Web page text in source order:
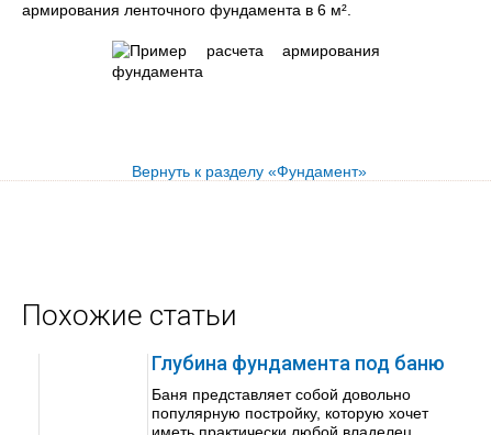
армирования ленточного фундамента в 6 м².
Вернуть к разделу «Фундамент»
Похожие статьи
Глубина фундамента под баню
Баня представляет собой довольно
популярную постройку, которую хочет